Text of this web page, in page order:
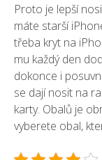
Proto je lepší
máte starší
třeba kryt na
mu každý den
dokonce i
se dají nosit na
karty. Obalů je
vyberete obal,